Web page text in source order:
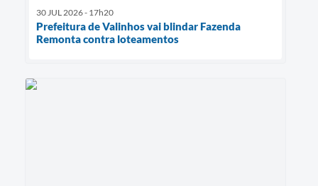
30 JUL 2026 - 17h20
Prefeitura de Valinhos vai blindar Fazenda
Remonta contra loteamentos